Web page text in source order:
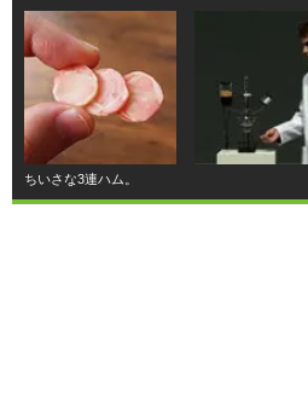
ちいさな3連ハム。